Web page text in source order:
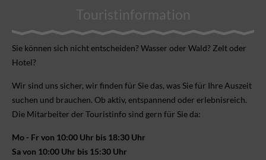
Touristinformation
Sie können sich nicht ent­scheiden? Wasser oder Wald? Zelt oder
Hotel?
Wir sind uns sicher, wir finden für Sie das, was Sie für Ihre Aus­zeit
suchen und brauchen. Ob aktiv, ent­spannend oder erlebnis­reich.
Die Mitarbeiter der Touristinfo sind gern für Sie da:
Mo - Fr von 10:00 Uhr bis 18:30 Uhr
Sa von 10:00 Uhr bis 15:30 Uhr